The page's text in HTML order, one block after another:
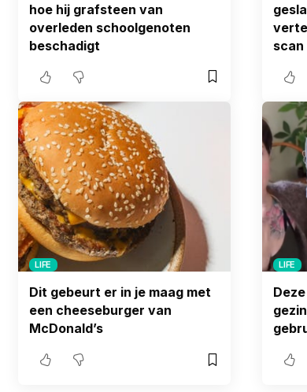
hoe hij grafsteen van
overleden schoolgenoten
beschadigt
scan
LIFE
Dit gebeurt er in je maag met
een cheeseburger van
McDonald’s
LIFE